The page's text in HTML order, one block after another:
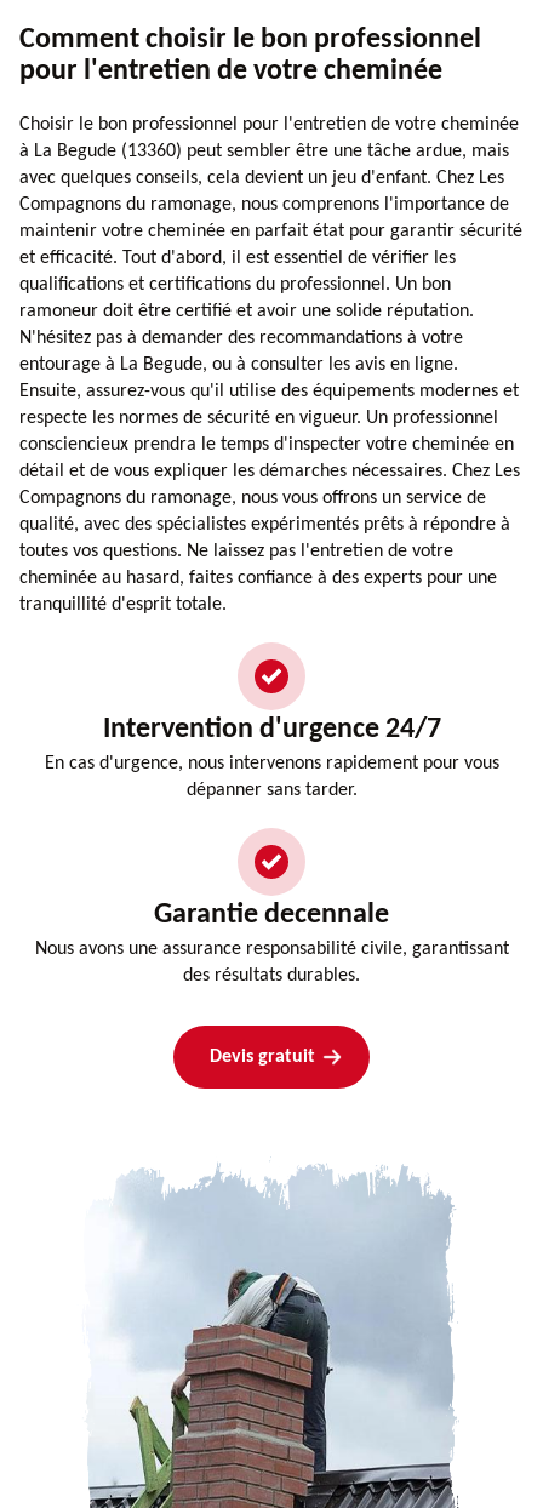
Comment choisir le bon professionnel
pour l'entretien de votre cheminée
Choisir le bon professionnel pour l'entretien de votre cheminée
à La Begude (13360) peut sembler être une tâche ardue, mais
avec quelques conseils, cela devient un jeu d'enfant. Chez Les
Compagnons du ramonage, nous comprenons l'importance de
maintenir votre cheminée en parfait état pour garantir sécurité
et efficacité. Tout d'abord, il est essentiel de vérifier les
qualifications et certifications du professionnel. Un bon
ramoneur doit être certifié et avoir une solide réputation.
N'hésitez pas à demander des recommandations à votre
entourage à La Begude, ou à consulter les avis en ligne.
Ensuite, assurez-vous qu'il utilise des équipements modernes et
respecte les normes de sécurité en vigueur. Un professionnel
consciencieux prendra le temps d'inspecter votre cheminée en
détail et de vous expliquer les démarches nécessaires. Chez Les
Compagnons du ramonage, nous vous offrons un service de
qualité, avec des spécialistes expérimentés prêts à répondre à
toutes vos questions. Ne laissez pas l'entretien de votre
cheminée au hasard, faites confiance à des experts pour une
tranquillité d'esprit totale.
Intervention d'urgence 24/7
En cas d'urgence, nous intervenons rapidement pour vous
dépanner sans tarder.
Garantie decennale
Nous avons une assurance responsabilité civile, garantissant
des résultats durables.
Devis gratuit